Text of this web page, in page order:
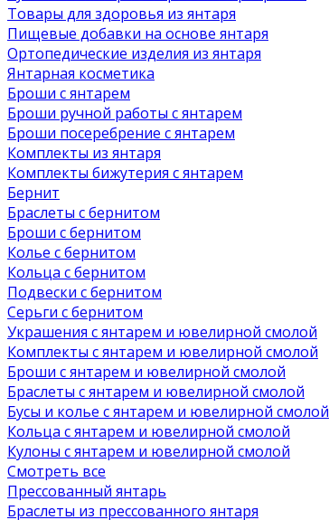
Товары для здоровья из янтаря
Пищевые добавки на основе янтаря
Ортопедические изделия из янтаря
Янтарная косметика
Броши с янтарем
Броши ручной работы с янтарем
Броши посеребрение с янтарем
Комплекты из янтаря
Комплекты бижутерия с янтарем
Бернит
Браслеты с бернитом
Броши с бернитом
Колье с бернитом
Кольца с бернитом
Подвески с бернитом
Серьги с бернитом
Украшения с янтарем и ювелирной смолой
Комплекты с янтарем и ювелирной смолой
Броши с янтарем и ювелирной смолой
Браслеты с янтарем и ювелирной смолой
Бусы и колье с янтарем и ювелирной смолой
Кольца с янтарем и ювелирной смолой
Кулоны с янтарем и ювелирной смолой
Смотреть все
Прессованный янтарь
Браслеты из прессованного янтаря